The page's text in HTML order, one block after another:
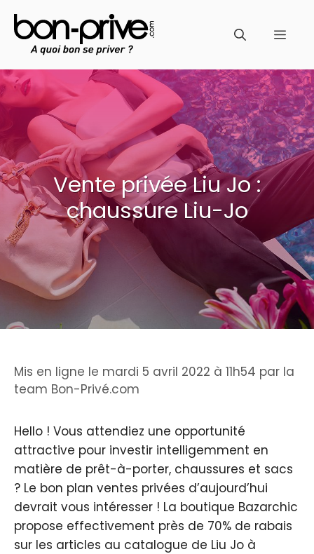
au
contenu
Vente privée Liu Jo :
chaussure Liu-Jo
Mis en ligne le mardi 5 avril 2022 à 11h54 par la
team Bon-Privé.com
Hello ! Vous attendiez une opportunité
attractive pour investir intelligemment en
matière de prêt-à-porter, chaussures et sacs
? Le bon plan ventes privées d’aujourd’hui
devrait vous intéresser ! La boutique Bazarchic
propose effectivement près de 70% de rabais
sur les articles au catalogue de Liu Jo à